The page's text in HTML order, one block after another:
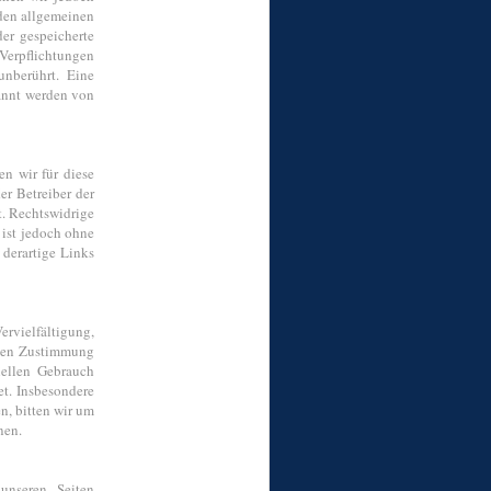
allgemeinen
gespeicherte
Eine
werden von
wir für diese
Betreiber der
Rechtswidrige
jedoch ohne
Links
Zustimmung
Gebrauch
Insbesondere
bitten wir um